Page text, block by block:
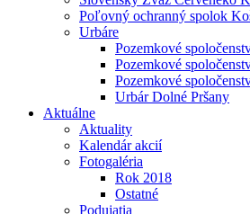
Poľovný ochranný spolok
Urbáre
Pozemkové
Pozemkové
Pozemkové
Urbár Dolné Pršany
Aktuálne
Aktuality
Kalendár akcií
Fotogaléria
Rok 2018
Ostatné
Podujatia